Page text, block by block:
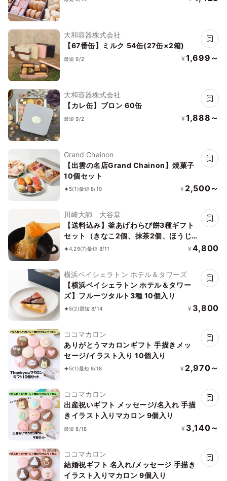
大和容器株式会社
【67番缶】ミルク 54缶(27缶×2箱)
最短 9/2 ¥ 1,699～
大和容器株式会社
【カレ缶】ブロン 60缶
最短 9/2 ¥ 1,888～
Grand Chainon
【出雲の名店Grand Chainon】焼菓子
10個セット
5(1)最短 8/10 ¥ 2,500～
川崎大師 大谷堂
【送料込み】釜あげわらび餅3種ギフト
セット（きなこ2個、抹茶2個、ほうじ
茶2個）《コード２》
4.29(7)最短 8/11 ¥ 4,800
横浜ベイシェラトン ホテル＆タワーズ
【横浜ベイシェラトン ホテル＆タワー
ズ】フルーツタルト3種 10個入り
5(2)最短 8/14 ¥ 3,800
ココマカロン
ありがとうマカロンギフト 手描きメッ
セージ/イラスト入り 10個入り
5(1)最短 8/18 ¥ 2,970～
ココマカロン
出産祝いギフト メッセージ/名入れ 手描
きイラスト入りマカロン 9個入り
最短 8/18 ¥ 3,140～
ココマカロン
結婚祝ギフト 名入れ/メッセージ 手描き
イラスト入りマカロン 9個入り